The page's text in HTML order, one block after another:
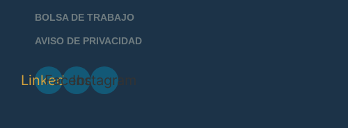
BOLSA DE TRABAJO
AVISO DE PRIVACIDAD
Linkedin
Facebook
Instagram